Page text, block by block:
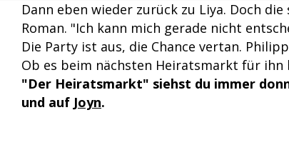
Dann eben wieder zurück zu Liya. Doch
Roman. "Ich kann mich gerade nicht
Die Party ist aus, die Chance vertan.
Ob es beim nächsten Heiratsmarkt für ihn
"Der Heiratsmarkt" siehst du immer
und auf Joyn.